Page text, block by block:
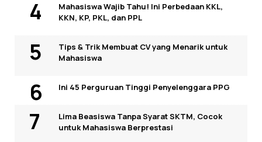
Mahasiswa Wajib Tahu! Ini Perbedaan KKL,
KKN, KP, PKL, dan PPL
Tips & Trik Membuat CV yang Menarik untuk
Mahasiswa
Ini 45 Perguruan Tinggi Penyelenggara PPG
Lima Beasiswa Tanpa Syarat SKTM, Cocok
untuk Mahasiswa Berprestasi